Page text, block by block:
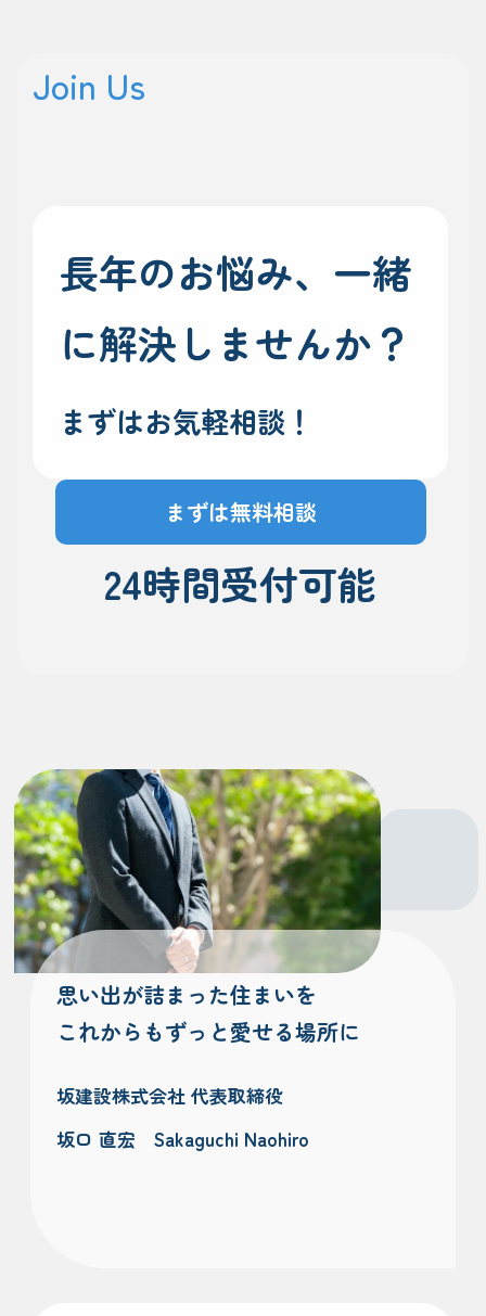
Join Us
長年のお悩み、一緒
に解決しませんか？
まずはお気軽相談！
まずは無料相談
24時間受付可能
思い出が詰まった住まいを
これからもずっと愛せる場所に
坂建設株式会社 代表取締役
坂口 直宏 Sakaguchi Naohiro